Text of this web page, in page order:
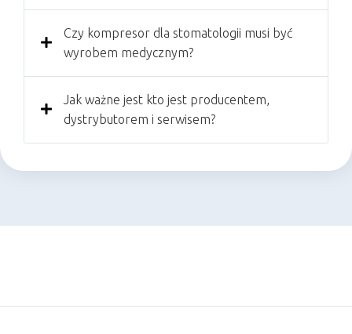
Czy kompresor dla stomatologii musi być
wyrobem medycznym?
Jak ważne jest kto jest producentem,
dystrybutorem i serwisem?